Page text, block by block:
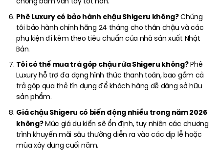
Phê Luxury có bảo hành chậu Shigeru không?Chúng
tôi bảo hành chính hãng 24 tháng cho thân chậu và các
phụ kiện đi kèm theo tiêu chuẩn của nhà sản xuất Nhật
Bản.
Tôi có thể mua trả góp chậu rửa Shigeru không?Phê
Luxury hỗ trợ đa dạng hình thức thanh toán, bao gồm cả
trả góp qua thẻ tín dụng để khách hàng dễ dàng sở hữu
sản phẩm.
Giá chậu Shigeru có biến động nhiều trong năm 2026
không?Mức giá dự kiến sẽ ổn định, tuy nhiên các chương
trình khuyến mãi sâu thường diễn ra vào các dịp lễ hoặc
mùa xây dựng cuối năm.